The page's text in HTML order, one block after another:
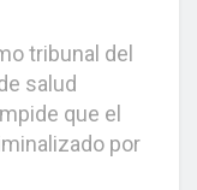
tribunal del
salud
que el
por